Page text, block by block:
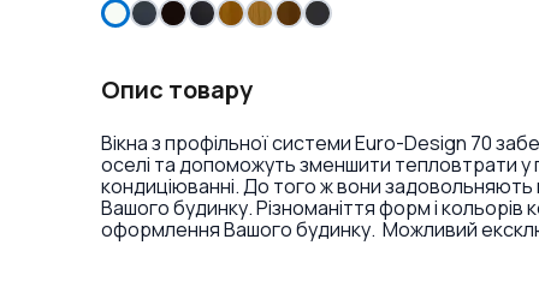
Опис товару
Вікна з профільної системи Euro-Design 70
оселі та допоможуть зменшити тепловтрати у
кондиціюванні. До того ж вони
Вашого будинку. Різноманіття форм і
оформлення Вашого будинку. Можливий